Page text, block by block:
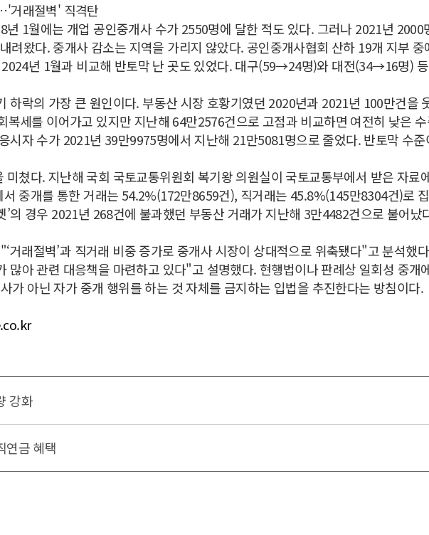
거래절벽' 직격탄
년 1월에는 개업 공인중개사 수가 2550명에 달한 적도 있다. 그러나 2021년
려왔다. 중개사 감소는 지역을 가리지 않았다. 공인중개사협회 산하 19개 지부
년 1월과 비교해 반토막 난 곳도 있었다. 대구(59→24명)와 대전(34→16명)
하락의 가장 큰 원인이다. 부동산 시장 호황기였던 2020년과 2021년 100만건을
복세를 이어가고 있지만 지난해 64만2576건으로 고점과 비교하면 여전히 낮은
시자 수가 2021년 39만9975명에서 지난해 21만5081명으로 줄었다. 반토막 수준
미쳤다. 지난해 국회 국토교통위원회 복기왕 의원실이 국토교통부에서 받은 자
중개를 통한 거래는 54.2%(172만8659건), 직거래는 45.8%(145만8304건)로
’의 경우 2021년 268건에 불과했던 부동산 거래가 지난해 3만4482건으로 불어
거래절벽’과 직거래 비중 증가로 중개사 시장이 상대적으로 위축됐다"고 분석
많아 관련 대응책을 마련하고 있다"고 설명했다. 현행법이나 판례상 일회성 중
가 아닌 자가 중개 행위를 하는 것 자체를 금지하는 입법을 추진한다는 방침이다.
강화
연금 혜택